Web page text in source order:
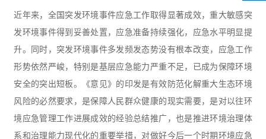
近年来，全国突发环境事件应急工作取得显著成效，重大敏感突
发环境事件得到妥善处置，应急准备持续强化，应急水平明显提
升。同时，突发环境事件多发频发态势没有根本改变，应急工作
形势依然严峻，特别是基层应急能力严重不足，已成为保障环境
安全的突出短板。《意见》的印发是有效防范化解重大生态环境
风险的必然要求，是保障人民群众健康的现实需要，是对以往环
境应急管理工作进展成效的经验总结推广，也是推进环境治理体
系和治理能力现代化的重要举措，对做好今后一个时期环境应急